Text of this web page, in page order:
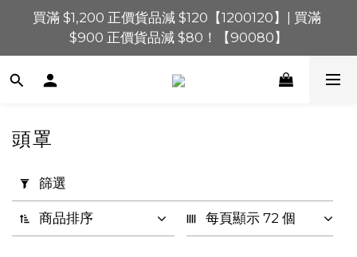
買滿 $1,200 正價貨品減 $120【1200120】| 買滿
$900 正價貨品減 $80！【90080】
買滿 $1,200 正價貨品減 $120【1200120】| 買滿
$900 正價貨品減 $80！【90080】
買滿 $600 正價貨品減 $40【60040】| 買滿 $400 正
📢 系統維護通知 – SHOPLINE Payments FPS將於
2026 年 8 月 9 日（日）凌晨 01:00 至 11:00 暫停交易
買滿 $1,200 正價貨品減 $120【1200120】| 買滿
$900 正價貨品減 $80！【90080】
套
篩
(0/20)
頭罩
篩選
商品排序 每頁顯示 72 個